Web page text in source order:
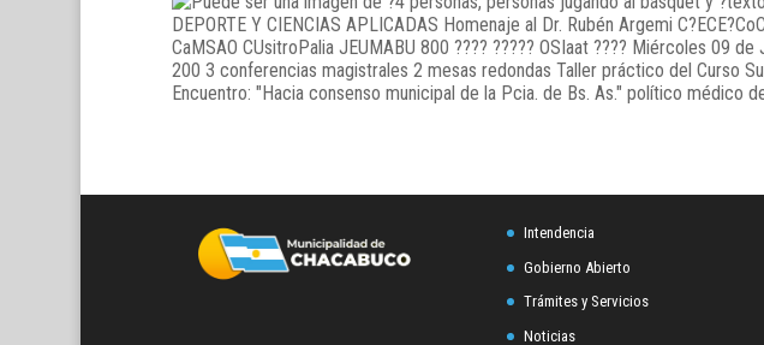
Intendencia
Gobierno Abierto
Trámites y Servicios
Noticias